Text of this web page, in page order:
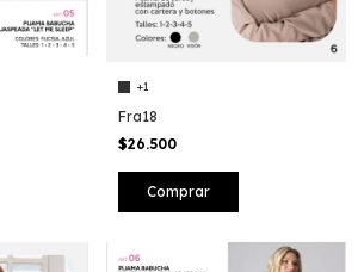
+1
Fra18
$26.500
Comprar